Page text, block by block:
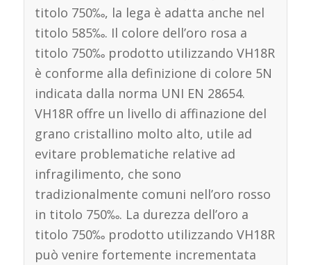
titolo 750‰, la lega è adatta anche nel
titolo 585‰. Il colore dell’oro rosa a
titolo 750‰ prodotto utilizzando VH18R
è conforme alla definizione di colore 5N
indicata dalla norma UNI EN 28654.
VH18R offre un livello di affinazione del
grano cristallino molto alto, utile ad
evitare problematiche relative ad
infragilimento, che sono
tradizionalmente comuni nell’oro rosso
in titolo 750‰. La durezza dell’oro a
titolo 750‰ prodotto utilizzando VH18R
può venire fortemente incrementata